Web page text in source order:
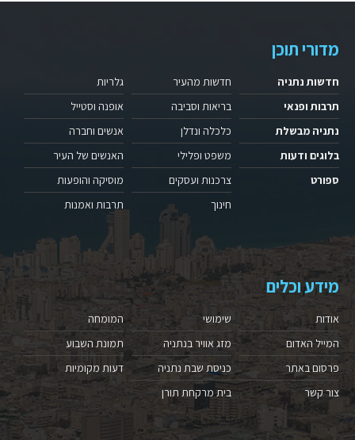
מדורי תוכן
חדשות נתניה
תרבות ופנאי
נתניה מבשלת
בלוגים ודעות
ספורט
חדשות מהעיר
בריאות וסביבה
כלכלה ונדלן
משפט ופלילי
צרכנות ועסקים
חינוך
גלריות
אופנה וסטייל
אנשים וחברה
האנשים של העיר
מוסיקה והופעות
תרבות ואמנות
מידע וכלים
אודות
המייל האדום
פרסום באתר
צור קשר
שימושי
מזג אוויר בנתניה
כניסת שבת נתניה
בית מרקחת תורן
המומחה
תמונת השבוע
דעות מקומיות